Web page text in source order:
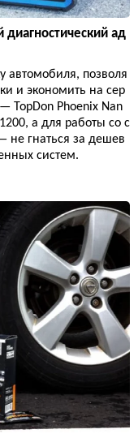
ад
автомобиля, позволя
и экономить на сер
TopDon Phoenix Nan
а для работы со с
не гнаться за дешев
систем.